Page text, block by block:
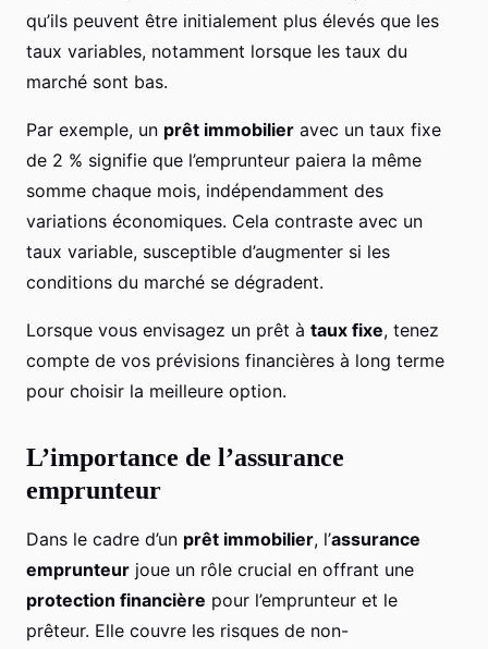
qu’ils peuvent être initialement plus élevés que les
taux variables, notamment lorsque les taux du
marché sont bas.
Par exemple, un prêt immobilier avec un taux fixe
de 2 % signifie que l’emprunteur paiera la même
somme chaque mois, indépendamment des
variations économiques. Cela contraste avec un
taux variable, susceptible d’augmenter si les
conditions du marché se dégradent.
Lorsque vous envisagez un prêt à taux fixe, tenez
compte de vos prévisions financières à long terme
pour choisir la meilleure option.
L’importance de l’assurance
emprunteur
Dans le cadre d’un prêt immobilier, l’assurance
emprunteur joue un rôle crucial en offrant une
protection financière pour l’emprunteur et le
prêteur. Elle couvre les risques de non-